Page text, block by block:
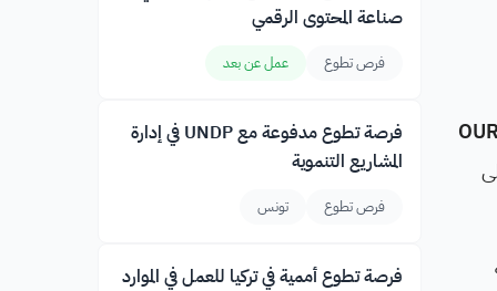
صناعة المحتوى الرقمي
فرص تطوع عمل عن بعد
فرصة تطوع مدفوعة مع UNDP في إدارة
المشاريع التنموية
فرص تطوع تونس
فرصة تطوع أممية في تركيا للعمل في الموارد